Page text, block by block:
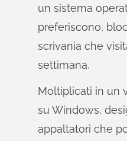
un sistema
preferiscono,
scrivania che
settimana.
Moltiplicati in un
su Windows,
appaltatori che